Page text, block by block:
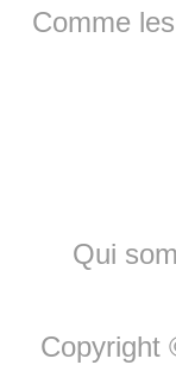
Comme
Qui
Copyright